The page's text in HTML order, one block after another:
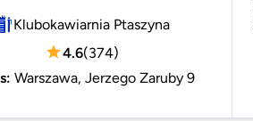
Klubokawiarnia Ptaszyna
4.6(374)
: Warszawa, Jerzego Zaruby 9